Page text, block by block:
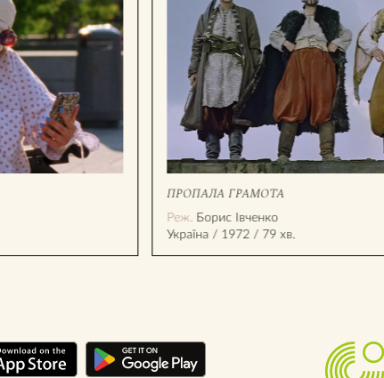
ПРОПАЛА ГРАМОТА
Реж. Борис Івченко
Україна / 1972 / 79 хв.